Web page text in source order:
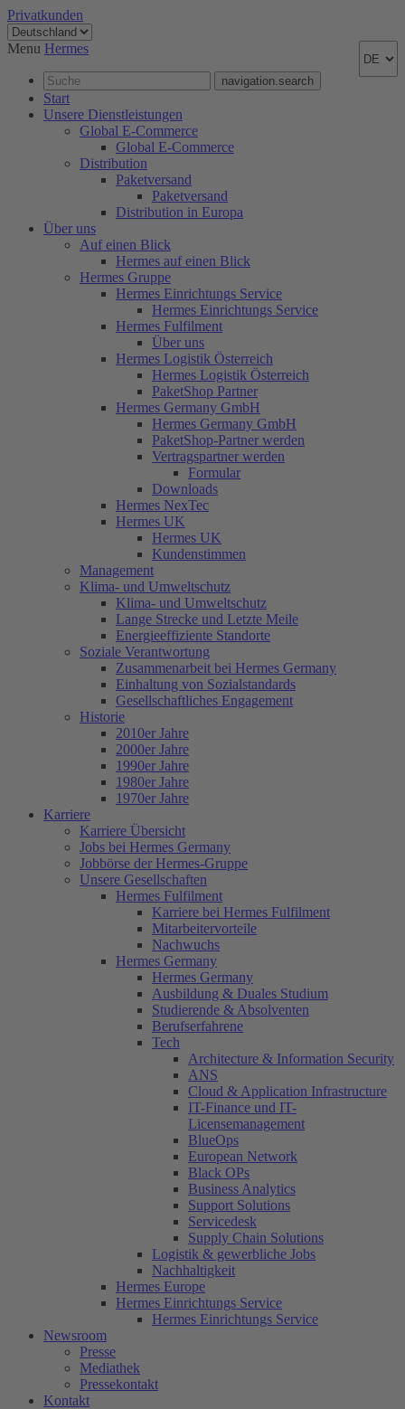
Privatkunden
Menu Hermes
navigation.search
Start
Unsere Dienstleistungen
Global E-Commerce
Global E-Commerce
Distribution
Paketversand
Paketversand
Distribution in Europa
Über uns
Auf einen Blick
Hermes auf einen Blick
Hermes Gruppe
Hermes Einrichtungs Service
Hermes Einrichtungs Service
Hermes Fulfilment
Über uns
Hermes Logistik Österreich
Hermes Logistik Österreich
PaketShop Partner
Hermes Germany GmbH
Hermes Germany GmbH
PaketShop-Partner werden
Vertragspartner werden
Formular
Downloads
Hermes NexTec
Hermes UK
Hermes UK
Kundenstimmen
Management
Klima- und Umweltschutz
Klima- und Umweltschutz
Lange Strecke und Letzte Meile
Energieeffiziente Standorte
Soziale Verantwortung
Zusammenarbeit bei Hermes Germany
Einhaltung von Sozialstandards
Gesellschaftliches Engagement
Historie
2010er Jahre
2000er Jahre
1990er Jahre
1980er Jahre
1970er Jahre
Karriere
Karriere Übersicht
Jobs bei Hermes Germany
Jobbörse der Hermes-Gruppe
Unsere Gesellschaften
Hermes Fulfilment
Karriere bei Hermes Fulfilment
Mitarbeitervorteile
Nachwuchs
Hermes Germany
Hermes Germany
Ausbildung & Duales Studium
Studierende & Absolventen
Berufserfahrene
Tech
Architecture & Information Security
ANS
Cloud & Application Infrastructure
IT-Finance und IT-
Licensemanagement
BlueOps
European Network
Black OPs
Business Analytics
Support Solutions
Servicedesk
Supply Chain Solutions
Logistik & gewerbliche Jobs
Nachhaltigkeit
Hermes Europe
Hermes Einrichtungs Service
Hermes Einrichtungs Service
Newsroom
Presse
Mediathek
Pressekontakt
Kontakt